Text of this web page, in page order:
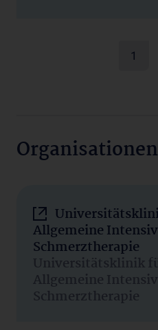
1
Organisationen
Allgemeine
Schmerztherapie
Universitätsklinik
Allgemeine
Schmerztherapie